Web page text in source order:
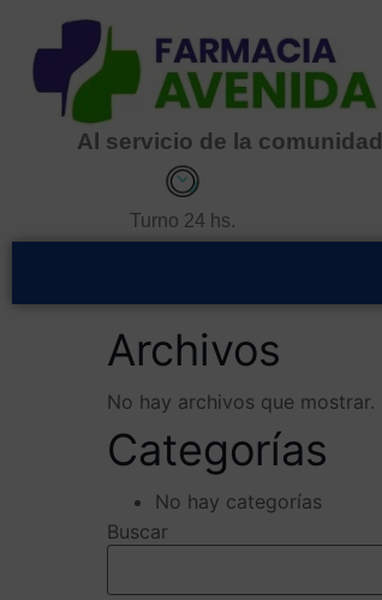
Al servicio de la comunidad
Turno 24 hs.
Archivos
No hay archivos que mostrar.
Categorías
No hay categorías
Buscar